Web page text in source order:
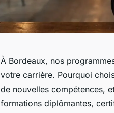
À Bordeaux, nos
votre carrière. Pourquoi
de nouvelles compétences,
formations diplômantes,